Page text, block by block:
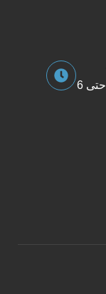
ساعات زيارة الشركة من الساعة 9 صباحًا حتى 6